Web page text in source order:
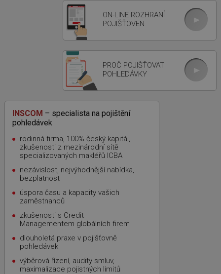
ON-LINE ROZHRANÍ
POJIŠŤOVEN
PROČ POJIŠŤOVAT
POHLEDÁVKY
INSCOM – specialista na pojištění
pohledávek
rodinná firma, 100% český kapitál,
zkušenosti z mezinárodní sítě
specializovaných makléřů ICBA
nezávislost, nejvýhodnější nabídka,
bezplatnost
úspora času a kapacity vašich
zaměstnanců
zkušenosti s Credit
Managementem globálních firem
dlouholetá praxe v pojišťovně
pohledávek
výběrová řízení, audity smluv,
maximalizace pojistných limitů